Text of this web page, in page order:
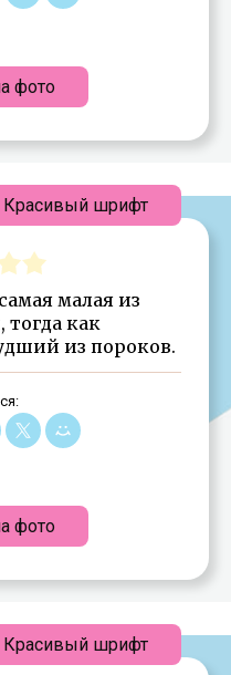
фото
малая из
тогда как
из пороков.
фото
Красивый шрифт
Красивый шрифт